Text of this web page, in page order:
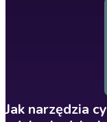
Jak narzędzia